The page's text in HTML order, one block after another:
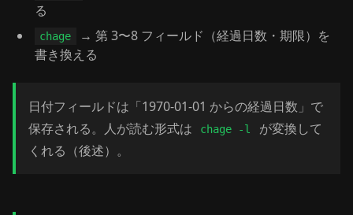
る
chage
→ 第 3〜8 フィールド（経過日数・期限）を
書き換える
日付フィールドは「1970-01-01 からの経過日数」で
保存される。人が読む形式は
chage -l
が変換して
くれる（後述）。